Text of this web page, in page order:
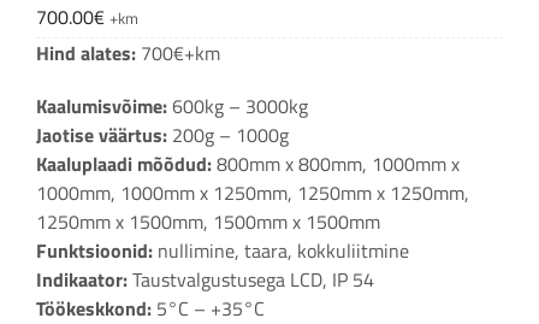
700.00€ +km
Hind alates: 700€+km
Kaalumisvõime:600kg – 3000kg
Jaotise väärtus: 200g – 1000g
Kaaluplaadi mõõdud:800mm x 800mm, 1000mm x
1000mm, 1000mm x 1250mm, 1250mm x 1250mm,
1250mm x 1500mm, 1500mm x 1500mm
Funktsioonid: nullimine, taara, kokkuliitmine
Indikaator:Taustvalgustusega LCD, IP 54
Töökeskkond: 5°C – +35°C